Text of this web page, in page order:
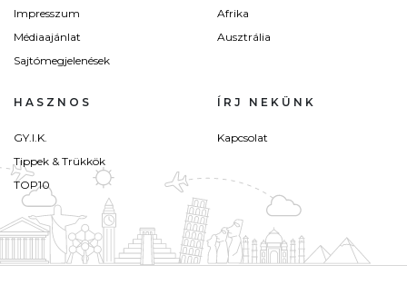
Impresszum
Médiaajánlat
Sajtómegjelenések
Afrika
Ausztrália
HASZNOS
GY.I.K.
Tippek & Trükkök
TOP10
ÍRJ NEKÜNK
Kapcsolat